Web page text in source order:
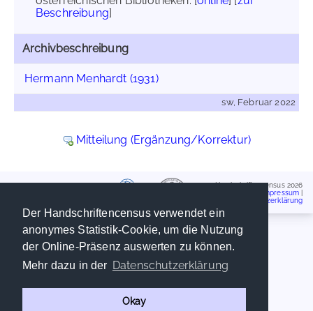
Der Handschriftencensus verwendet ein
anonymes Statistik-Cookie, um die Nutzung
der Online-Präsenz auswerten zu können.
Mehr dazu in der Datenschutzerklärung
Okay
Beschreibung]
Archivbeschreibung
Hermann Menhardt (1931)
sw, Februar 2022
Mitteilung (Ergänzung/Korrektur)
Handschriftencensus 2026
Impressum
Datenschutzerklärung